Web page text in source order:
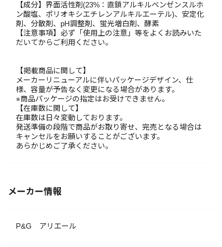
【成分】界面活性剤(23%：直鎖アルキルベンゼンスルホ
ン酸塩、ポリオキシエチレンアルキルエーテル)、安定化
剤、分散剤、pH調整剤、蛍光増白剤、酵素
【注意事項】必ず「使用上の注意」等をよくお読みいた
だいてからご利用ください。
【掲載商品に関して】
メーカーリニューアルに伴いパッケージデザイン、仕
様、容量が予告なく変更になる場合があります。
※商品パッケージの指定はお受けできません。
【在庫数に関して】
在庫数は日々変動しております。
発送準備の段階で商品がお取り寄せ、完売となる場合は
キャンセルをお願いすることがございます。
あらかじめご了承ください。
メーカー情報
P&G アリエール